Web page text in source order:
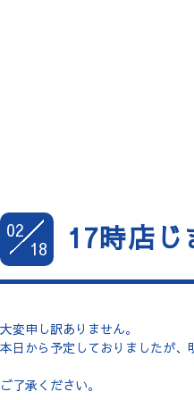
02
18
17時店じ
大変申し訳ありません。
本日から予定しておりましたが、
ご了承ください。